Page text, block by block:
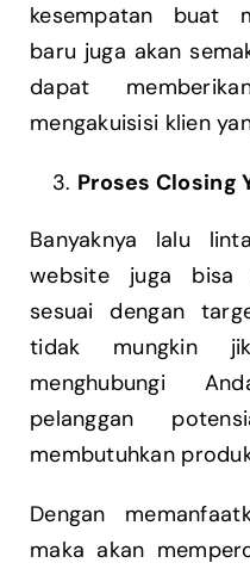
kesempatan buat
baru juga akan
dapat
mengakuisisi klien
Proses Closing
Banyaknya lalu
website juga bisa
sesuai dengan
tidak mungkin
menghubungi
pelanggan
membutuhkan
Dengan
maka akan